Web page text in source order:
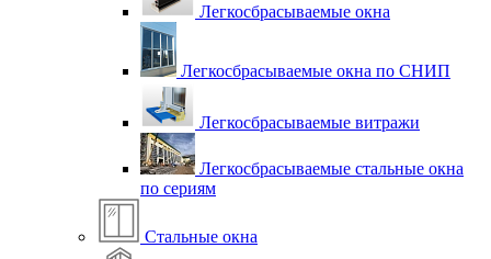
Легкосбрасываемые окна
Легкосбрасываемые окна по СНИП
Легкосбрасываемые витражи
Легкосбрасываемые стальные окна
по сериям
Стальные окна